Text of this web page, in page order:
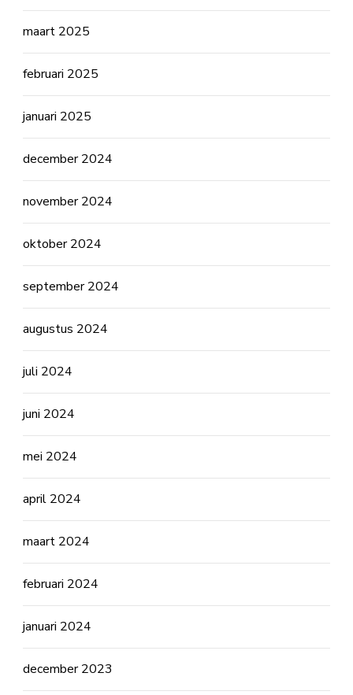
maart 2025
februari 2025
januari 2025
december 2024
november 2024
oktober 2024
september 2024
augustus 2024
juli 2024
juni 2024
mei 2024
april 2024
maart 2024
februari 2024
januari 2024
december 2023